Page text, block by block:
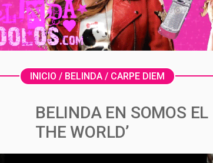
INICIO / BELINDA/ CARPE DIEM
BELINDA EN SOMOS EL
THE WORLD’